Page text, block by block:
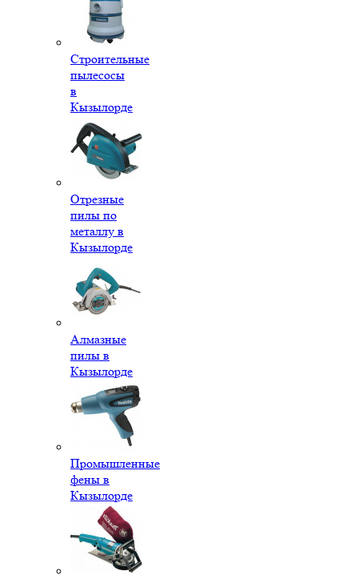
Строительные
пылесосы
в
Кызылорде
Отрезные
пилы по
металлу в
Кызылорде
Алмазные
пилы в
Кызылорде
Промышленные
фены в
Кызылорде